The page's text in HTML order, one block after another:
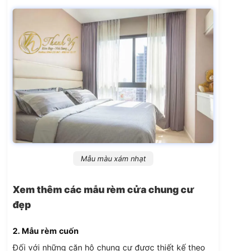
Mẫu màu xám nhạt
Xem thêm các mẫu rèm cửa chung cư
đẹp
2. Mẫu rèm cuốn
Đối với những căn hộ chung cư được thiết kế theo